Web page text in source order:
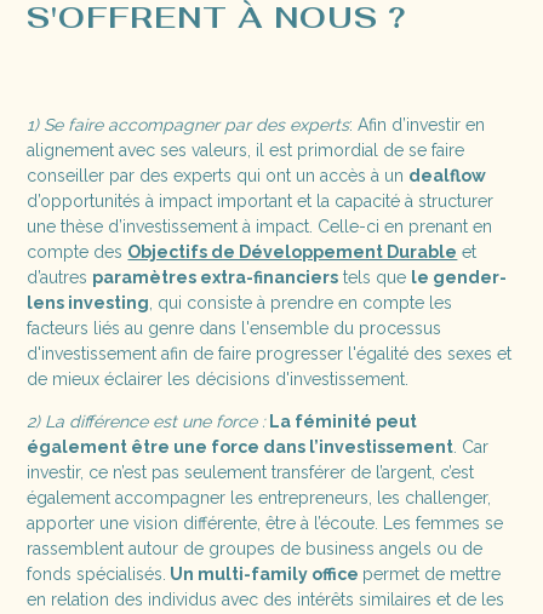
S'OFFRENT À NOUS ?
1) Se faire accompagner par des experts: Afin d’investir en
alignement avec ses valeurs, il est primordial de se faire
conseiller par des experts qui ont un accès à un dealflow
d’opportunités à impact important et la capacité à structurer
une thèse d’investissement à impact. Celle-ci en prenant en
compte des Objectifs de Développement Durable et
d’autres paramètres extra-financiers tels que le gender-
lens investing, qui consiste à prendre en compte les
facteurs liés au genre dans l'ensemble du processus
d'investissement afin de faire progresser l'égalité des sexes et
de mieux éclairer les décisions d'investissement.
2) La différence est une force : La féminité peut
également être une force dans l’investissement. Car
investir, ce n’est pas seulement transférer de l’argent, c’est
également accompagner les entrepreneurs, les challenger,
apporter une vision différente, être à l’écoute. Les femmes se
rassemblent autour de groupes de business angels ou de
fonds spécialisés. Un multi-family office permet de mettre
en relation des individus avec des intérêts similaires et de les